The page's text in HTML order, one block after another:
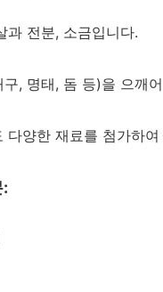
과 전분, 소금입니다.
, 명태, 돔 등)을 으깨
다양한 재료를 첨가하